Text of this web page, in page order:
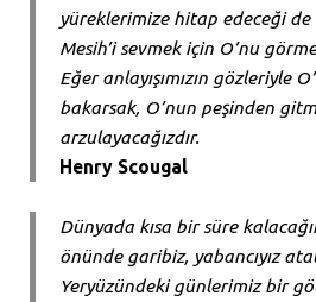
yüreklerimize hitap edeceği
Mesih’i sevmek için O’nu
Eğer anlayışımızın gözleriyle
bakarsak, O’nun peşinden
arzulayacağızdır.
Henry Scougal
Dünyada kısa bir süre
önünde garibiz, yabancıyız
Yeryüzündeki günlerimiz bir